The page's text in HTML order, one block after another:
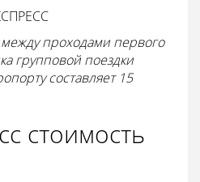
проходами первого
групповой поездки
составляет 15
стоимость